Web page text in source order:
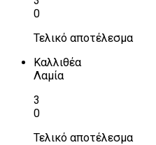
0
Τελικό αποτέλεσμα
Καλλιθέα
Λαμία
3
0
Τελικό αποτέλεσμα